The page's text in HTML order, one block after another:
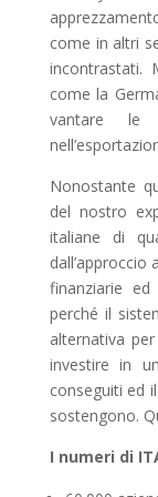
come in altri
incontrastati.
come la
vantare le
Nonostante
del nostro
italiane di
finanziarie ed
perché il
alternativa
investire in
conseguiti ed
sostengono.
I numeri di